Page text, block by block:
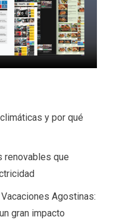
y por qué
renovables que
Agostinas:
gran impacto